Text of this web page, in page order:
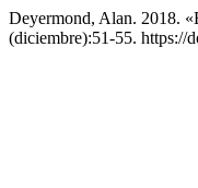
Deyermond, Alan. 2018.
(diciembre):51-55. https://